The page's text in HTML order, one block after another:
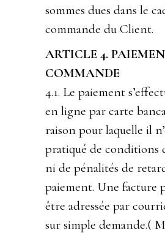
sommes dues dans le
commande du Client.
ARTICLE 4.
COMMANDE
4.1. Le paiement
en ligne par carte
raison pour laquelle il
pratiqué de conditions
ni de pénalités de
paiement. Une facture
être adressée par
sur simple demande.(